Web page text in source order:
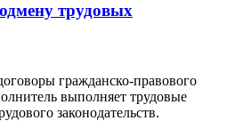
трудовых
гражданско-правового
выполняет трудовые
законодательств.